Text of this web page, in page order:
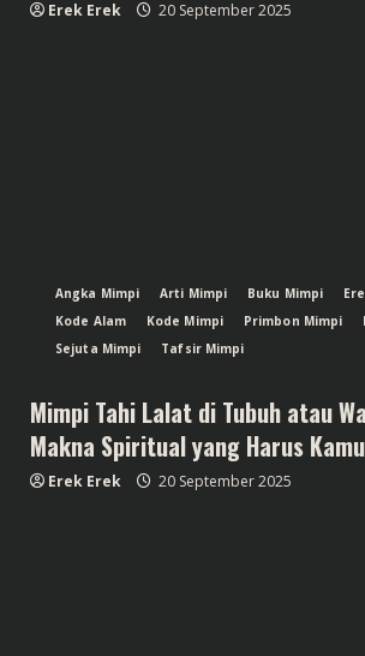
Erek Erek 20 September 2025
Angka Mimpi Arti Mimpi Buku Mimpi
Kode Alam
Kode Mimpi Primbon Mimpi
Sejuta Mimpi
Tafsir Mimpi
Mimpi Tahi Lalat di Tubuh atau
Makna Spiritual yang Harus
Erek Erek 20 September 2025